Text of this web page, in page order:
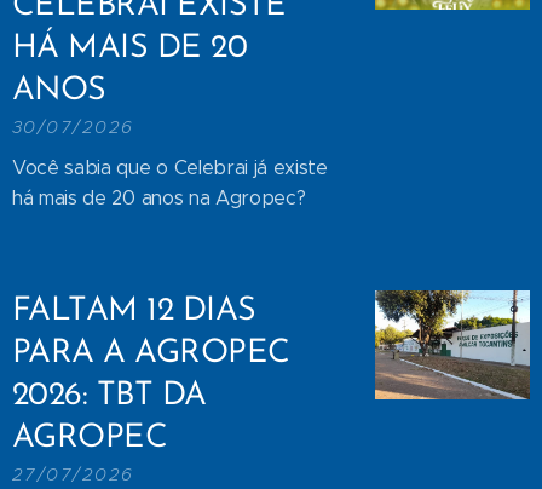
CELEBRAI EXISTE
HÁ MAIS DE 20
ANOS
30/07/2026
Você sabia que o Celebrai já existe
há mais de 20 anos na Agropec?
FALTAM 12 DIAS
PARA A AGROPEC
2026: TBT DA
AGROPEC
27/07/2026